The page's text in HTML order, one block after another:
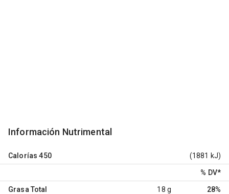
Información Nutrimental
Calorías 450 (1881 kJ)
% DV*
Grasa Total 18 g 28%